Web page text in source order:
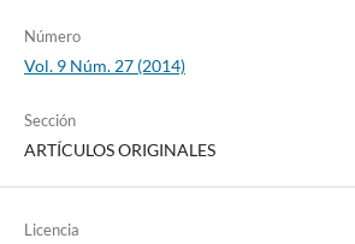
Número
Vol. 9 Núm. 27 (2014)
Sección
ARTÍCULOS ORIGINALES
Licencia